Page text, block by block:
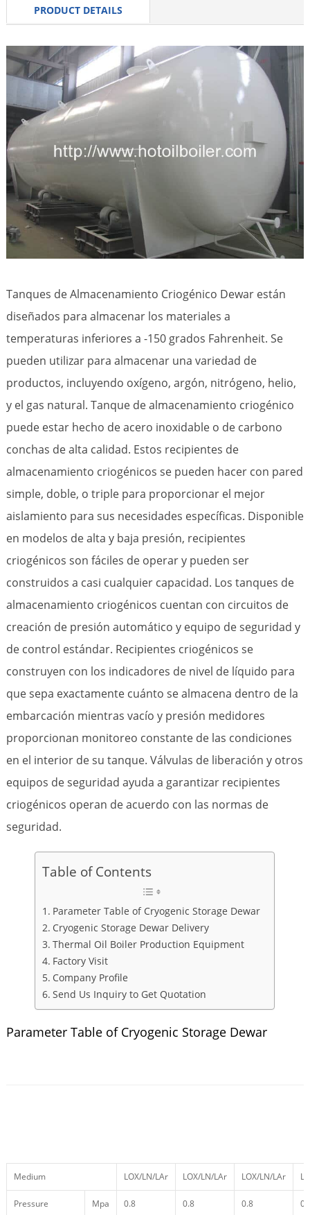
PRODUCT DETAILS
Tanques de Almacenamiento Criogénico Dewar están
diseñados para almacenar los materiales a
temperaturas inferiores a -150 grados Fahrenheit. Se
pueden utilizar para almacenar una variedad de
productos, incluyendo oxígeno, argón, nitrógeno, helio,
y el gas natural. Tanque de almacenamiento criogénico
puede estar hecho de acero inoxidable o de carbono
conchas de alta calidad. Estos recipientes de
almacenamiento criogénicos se pueden hacer con pared
simple, doble, o triple para proporcionar el mejor
aislamiento para sus necesidades específicas. Disponible
en modelos de alta y baja presión, recipientes
criogénicos son fáciles de operar y pueden ser
construidos a casi cualquier capacidad. Los tanques de
almacenamiento criogénicos cuentan con circuitos de
creación de presión automático y equipo de seguridad y
de control estándar. Recipientes criogénicos se
construyen con los indicadores de nivel de líquido para
que sepa exactamente cuánto se almacena dentro de la
embarcación mientras vacío y presión medidores
proporcionan monitoreo constante de las condiciones
en el interior de su tanque. Válvulas de liberación y otros
equipos de seguridad ayuda a garantizar recipientes
criogénicos operan de acuerdo con las normas de
seguridad.
Table of Contents
Parameter Table of Cryogenic Storage Dewar
Cryogenic Storage Dewar Delivery
Thermal Oil Boiler Production Equipment
Factory Visit
Company Profile
Send Us Inquiry to Get Quotation
Parameter Table of Cryogenic Storage Dewar
Medium LOX/LN/LAr LOX/LN/LAr LOX/LN/LAr
Pressure Mpa 0.8 0.8 0.8